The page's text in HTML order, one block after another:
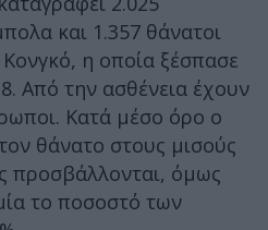
και 1.357 θάνατοι
η οποία ξέσπασε
Από την ασθένεια έχουν
Κατά μέσο όρο ο
θάνατο στους μισούς
προσβάλλονται, όμως
το ποσοστό των